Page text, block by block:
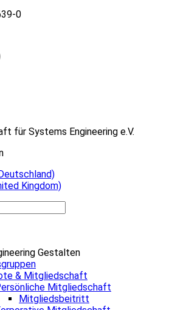
0
für Systems Engineering e.V.
Gestalten
& Mitgliedschaft
Mitgliedschaft
Mitgliedsbeitritt